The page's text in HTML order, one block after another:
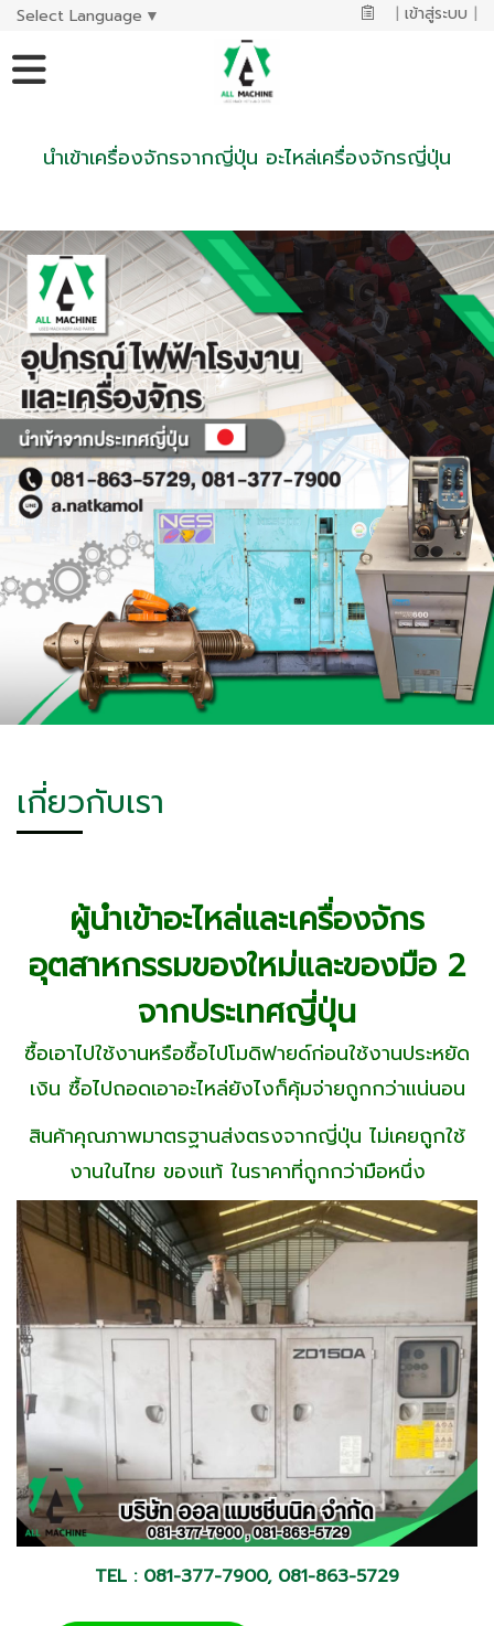
Select Language ▼ | เข้าสู่ระบบ |
นำเข้าเครื่องจักรจากญี่ปุ่น อะไหล่เครื่องจักรญี่ปุ่น
เกี่ยวกับเรา
ผู้นำเข้าอะไหล่และเครื่องจักร
อุตสาหกรรมของใหม่และของมือ 2
จากประเทศญี่ปุ่น
ซื้อเอาไปใช้งานหรือซื้อไปโมดิฟายด์ก่อนใช้งานประหยัด
เงิน ซื้อไปถอดเอาอะไหล่ยังไงก็คุ้มจ่ายถูกกว่าแน่นอน
สินค้าคุณภาพมาตรฐานส่งตรงจากญี่ปุ่น ไม่เคยถูกใช้
งานในไทย ของเเท้ ในราคาที่ถูกกว่ามือหนึ่ง
TEL : 081-377-7900, 081-863-5729